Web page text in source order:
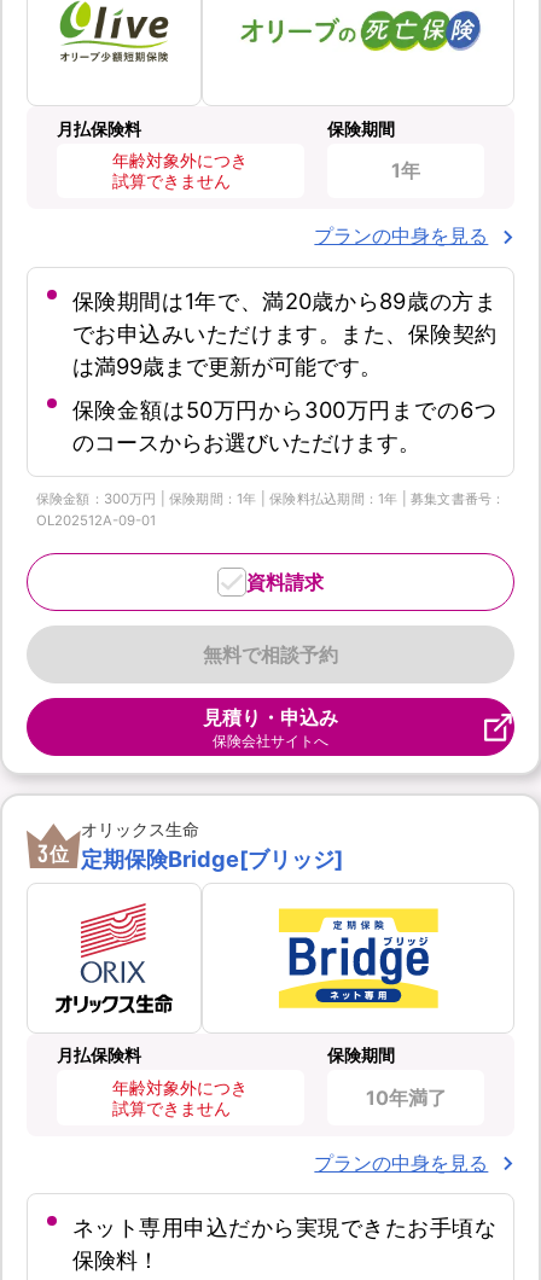
月払保険料
年齢対象外につき
試算できません
保険期間
1年
プランの中身を見る
保険期間は1年で、満20歳から89歳の方ま
でお申込みいただけます。また、保険契約
は満99歳まで更新が可能です。
保険金額は50万円から300万円までの6つ
のコースからお選びいただけます。
保険金額：300万円 | 保険期間：1年 | 保険料払込期間：1年 | 募集文書番号：
OL202512A-09-01
無料で相談予約
資料請求
見積り・申込み
保険会社サイトへ
3位
オリックス生命
定期保険Bridge[ブリッジ]
月払保険料
年齢対象外につき
試算できません
保険期間
10年満了
プランの中身を見る
ネット専用申込だから実現できたお手頃な
保険料！